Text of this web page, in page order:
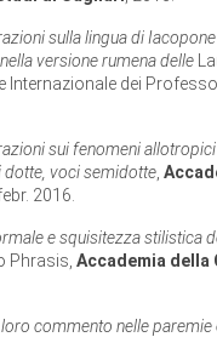
sulla lingua di
versione rumena delle
Internazionale dei
sui fenomeni
dotte, voci semidotte
febr. 2016.
e squisitezza stilistica
Phrasis, Accademia della
loro commento nelle paremie